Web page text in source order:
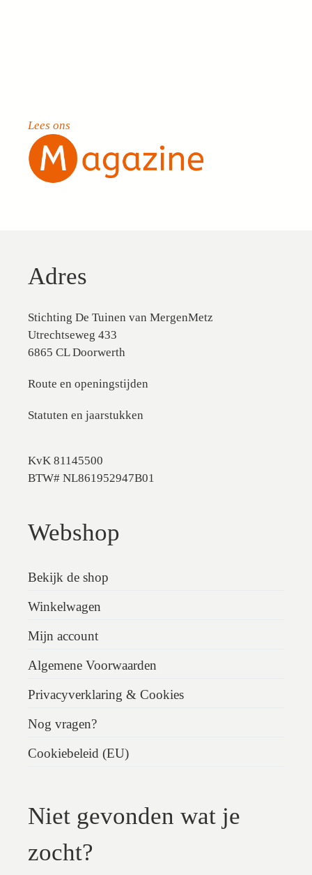
Lees ons
Adres
Stichting De Tuinen van MergenMetz
Utrechtseweg 433
6865 CL Doorwerth
Route en openingstijden
Statuten en jaarstukken
KvK 81145500
BTW# NL861952947B01
Webshop
Bekijk de shop
Winkelwagen
Mijn account
Algemene Voorwaarden
Privacyverklaring & Cookies
Nog vragen?
Cookiebeleid (EU)
Niet gevonden wat je
zocht?